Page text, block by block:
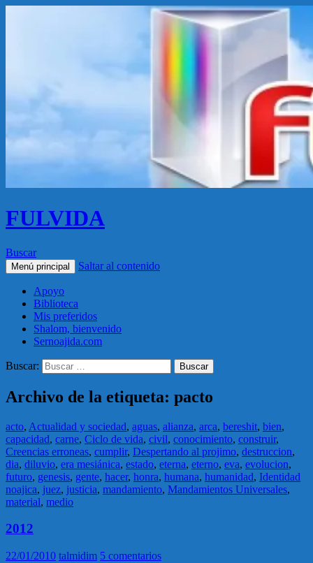
FULVIDA
Buscar
Menú principal Saltar al contenido
Apoyo
Biblioteca
Mis preferidos
Shalom, bienvenido
Sernoajida.com
Buscar:
Archivo de la etiqueta: pacto
acto, Actualidad y sociedad, aguas, alianza, arca, bereshit, bien,
capacidad, carne, Ciclo de vida, civil, conocimiento, construir,
Creencias erroneas, cumplir, Despertando al projimo, destruccion,
dia, diluvio, era mesiánica, estado, eterna, eterno, eva, evolucion,
futuro, genesis, gente, hacer, honra, humana, humanidad, Identidad
noajica, juez, justicia, mandamiento, Mandamientos Universales,
material, medio
2012
22/01/2010 talmidim 5 comentarios